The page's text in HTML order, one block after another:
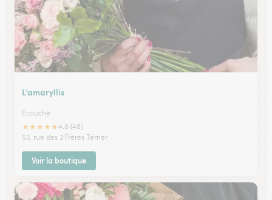
L’amaryllis
Ecouche
★★★★★4.8 (48)
53, rue des 3 Frères Terrier
Voir la boutique